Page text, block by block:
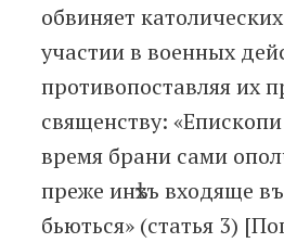
обвиняет
участии в военных
противопоставляя их
священству:
время брани сами
преже инѣхъ входяще
бьються» (статья 3)